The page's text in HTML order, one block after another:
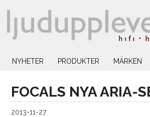
NYHETER PRODUKTER MÄRKEN
FOCALS NYA ARIA-
2013-11-27